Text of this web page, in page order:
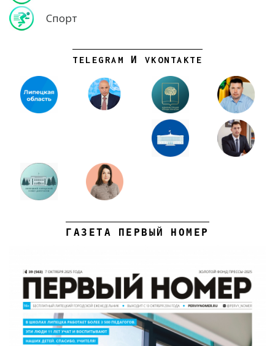
Спорт
TELEGRAM И VKONTAKTE
ГАЗЕТА ПЕРВЫЙ НОМЕР